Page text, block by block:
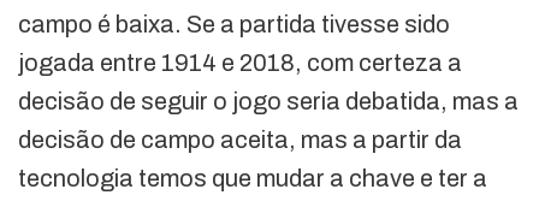
campo é baixa. Se a partida tivesse sido
jogada entre 1914 e 2018, com certeza a
decisão de seguir o jogo seria debatida, mas a
decisão de campo aceita, mas a partir da
tecnologia temos que mudar a chave e ter a